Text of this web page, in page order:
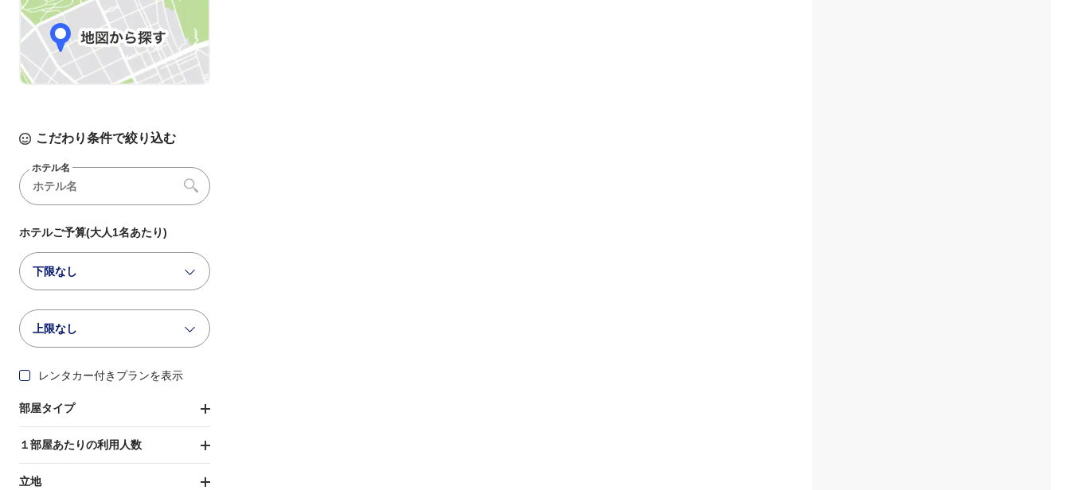
こだわり条件で絞り込む
ホテル名
ホテルご予算(大人1名あたり)
下限なし
上限なし
レンタカー付きプランを表示
部屋タイプ
１部屋あたりの利用人数
立地